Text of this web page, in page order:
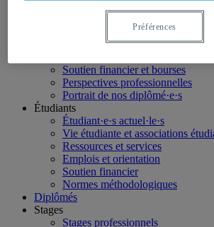
Nos programmes
Étudiants internationaux
Soutien financier et bourses
Perspectives professionnelles
Portrait de nos diplômé·e·s
Étudiants
Étudiant·e·s actuel·le·s
Vie étudiante et associations
Ressources et services
Emplois et orientation
Soutien financier
Normes méthodologiques
Diplômés
Stages
Stages professionnels
Préférences